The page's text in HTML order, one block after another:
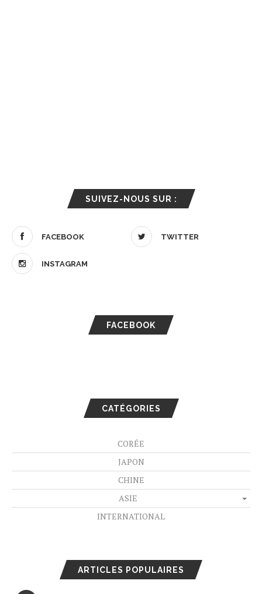
SUIVEZ-NOUS SUR :
FACEBOOK TWITTER
INSTAGRAM
FACEBOOK
CATÉGORIES
CORÉE
JAPON
CHINE
ASIE
INTERNATIONAL
ARTICLES POPULAIRES